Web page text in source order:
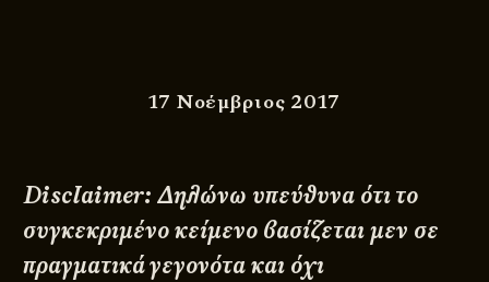
17 Νοέμβριος 2017
Disclaimer: Δηλώνω υπεύθυνα ότι το
συγκεκριμένο κείμενο βασίζεται μεν σε
πραγματικά γεγονότα και όχι